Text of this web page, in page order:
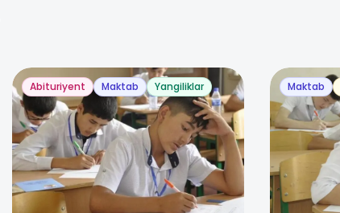
Abituriyent Maktab Yangiliklar Maktab